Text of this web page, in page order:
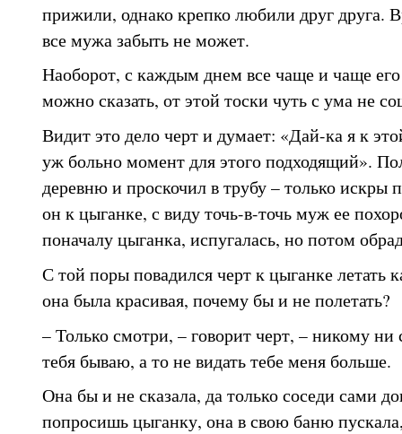
прижили, однако крепко любили друг друга.
все мужа забыть не может.
Наоборот, с каждым днем все чаще и чаще
можно сказать, от этой тоски чуть с ума не
Видит это дело черт и думает: «Дай-ка я к
уж больно момент для этого подходящий».
деревню и проскочил в трубу – только искры
он к цыганке, с виду точь-в-точь муж ее
поначалу цыганка, испугалась, но потом
С той поры повадился черт к цыганке
она была красивая, почему бы и не полетать?
– Только смотри, – говорит черт, – никому ни
тебя бываю, а то не видать тебе меня больше.
Она бы и не сказала, да только соседи сами
попросишь цыганку, она в свою баню